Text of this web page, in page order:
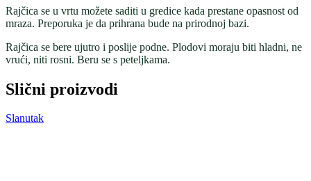
Rajčica se u vrtu možete saditi u gredice kada prestane opasnost od
mraza. Preporuka je da prihrana bude na prirodnoj bazi.
Rajčica se bere ujutro i poslije podne. Plodovi moraju biti hladni, ne
vrući, niti rosni. Beru se s peteljkama.
Slični proizvodi
Slanutak